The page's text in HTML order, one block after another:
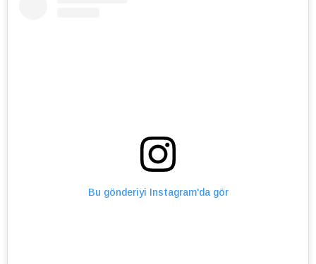
Bu gönderiyi Instagram'da gör